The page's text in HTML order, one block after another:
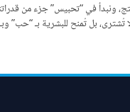
ونبدأ في “تحبيس” جزء من
بل تُمنح للبشرية بـ “حب” وبـ